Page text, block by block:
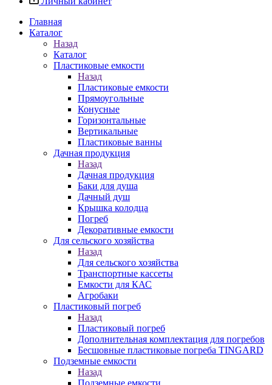
Главная
Каталог
Назад
Каталог
Пластиковые емкости
Назад
Пластиковые емкости
Прямоугольные
Конусные
Горизонтальные
Вертикальные
Пластиковые ванны
Дачная продукция
Назад
Дачная продукция
Баки для душа
Дачный душ
Крышка колодца
Погреб
Декоративные емкости
Для сельского хозяйства
Назад
Для сельского хозяйства
Транспортные кассеты
Емкости для КАС
Агробаки
Пластиковый погреб
Назад
Пластиковый погреб
Дополнительная комплектация для погребов
Бесшовные пластиковые погреба TINGARD
Подземные емкости
Назад
Подземные емкости